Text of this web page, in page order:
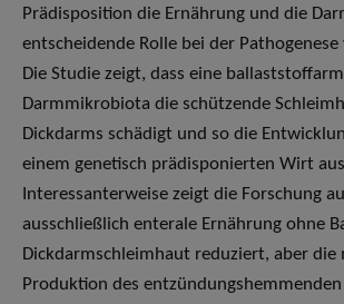
Prädisposition die Ernährung und die
entscheidende Rolle bei der Pathogenese
Die Studie zeigt, dass eine
Darmmikrobiota die schützende
Dickdarms schädigt und so die
einem genetisch prädisponierten Wirt
Interessanterweise zeigt die Forschung
ausschließlich enterale Ernährung ohne
Dickdarmschleimhaut reduziert, aber die
Produktion des